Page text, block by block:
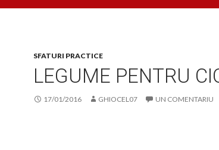
SFATURI PRACTICE
LEGUME PENTRU
17/01/2016 GHIOCEL07 UN COMENTARIU